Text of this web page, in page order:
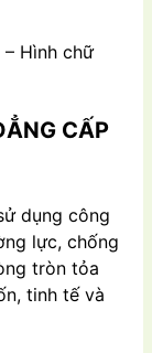
Hình chữ
CẤP
dụng công
lực, chống
tròn tỏa
tinh tế và